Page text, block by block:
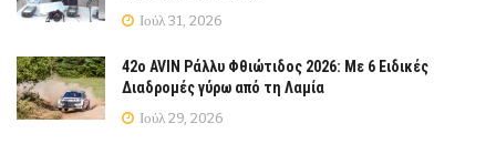
Ιούλ 31, 2026
42ο AVIN Ράλλυ Φθιώτιδος 2026: Με 6 Ειδικές
Διαδρομές γύρω από τη Λαμία
Ιούλ 29, 2026